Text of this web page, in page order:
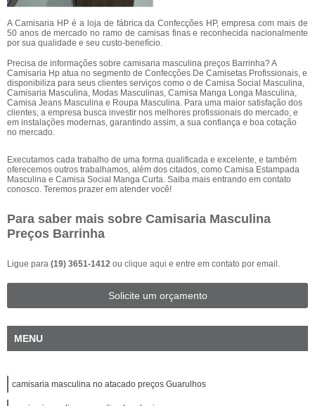
A Camisaria HP é a loja de fábrica da Confecções HP, empresa com mais de
50 anos de mercado no ramo de camisas finas e reconhecida nacionalmente
por sua qualidade e seu custo-benefício.
Precisa de informações sobre camisaria masculina preços Barrinha? A
Camisaria Hp atua no segmento de Confecções De Camisetas Profissionais, e
disponibiliza para seus clientes serviços como o de Camisa Social Masculina,
Camisaria Masculina, Modas Masculinas, Camisa Manga Longa Masculina,
Camisa Jeans Masculina e Roupa Masculina. Para uma maior satisfação dos
clientes, a empresa busca investir nos melhores profissionais do mercado, e
em instalações modernas, garantindo assim, a sua confiança e boa cotação
no mercado.
Executamos cada trabalho de uma forma qualificada e excelente, e também
oferecemos outros trabalhamos, além dos citados, como Camisa Estampada
Masculina e Camisa Social Manga Curta. Saiba mais entrando em contato
conosco. Teremos prazer em atender você!
Para saber mais sobre Camisaria Masculina
Preços Barrinha
Ligue para (19) 3651-1412 ou clique aqui e entre em contato por email.
Solicite um orçamento
MENU
camisaria masculina no atacado preços Guarulhos